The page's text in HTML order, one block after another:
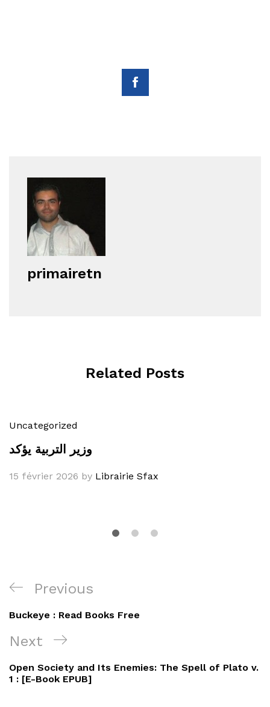
primairetn
Related Posts
Uncategorized
وزير التربية يؤكد
15 février 2026 by Librairie Sfax
Navigation
de
l’article
Previous
Post
Previous
Buckeye : Read Books Free
Next
Post
Next
Open Society and Its Enemies: The Spell of Plato v.
1 : [E-Book EPUB]